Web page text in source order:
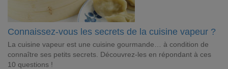
Connaissez-vous les secrets de la cuisine vapeur ?
La cuisine vapeur est une cuisine gourmande… à condition de
connaître ses petits secrets. Découvrez-les en répondant à ces
10 questions !